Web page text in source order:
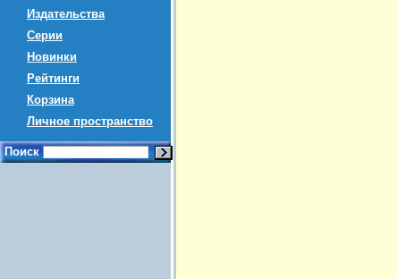
Издательства
Серии
Новинки
Рейтинги
Корзина
Личное пространство
Поиск